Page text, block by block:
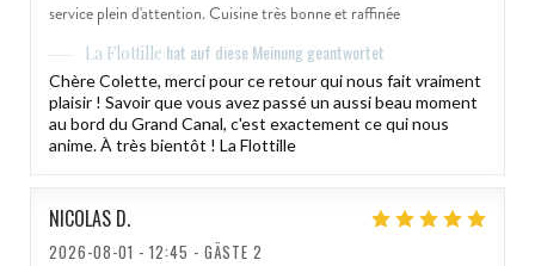
service plein d'attention. Cuisine très bonne et raffinée
La Flottille hat auf diese Meinung geantwortet
Chère Colette, merci pour ce retour qui nous fait vraiment
plaisir ! Savoir que vous avez passé un aussi beau moment
au bord du Grand Canal, c'est exactement ce qui nous
anime. À très bientôt ! La Flottille
NICOLAS D
2026-08-01 - 12:45 - GÄSTE 2